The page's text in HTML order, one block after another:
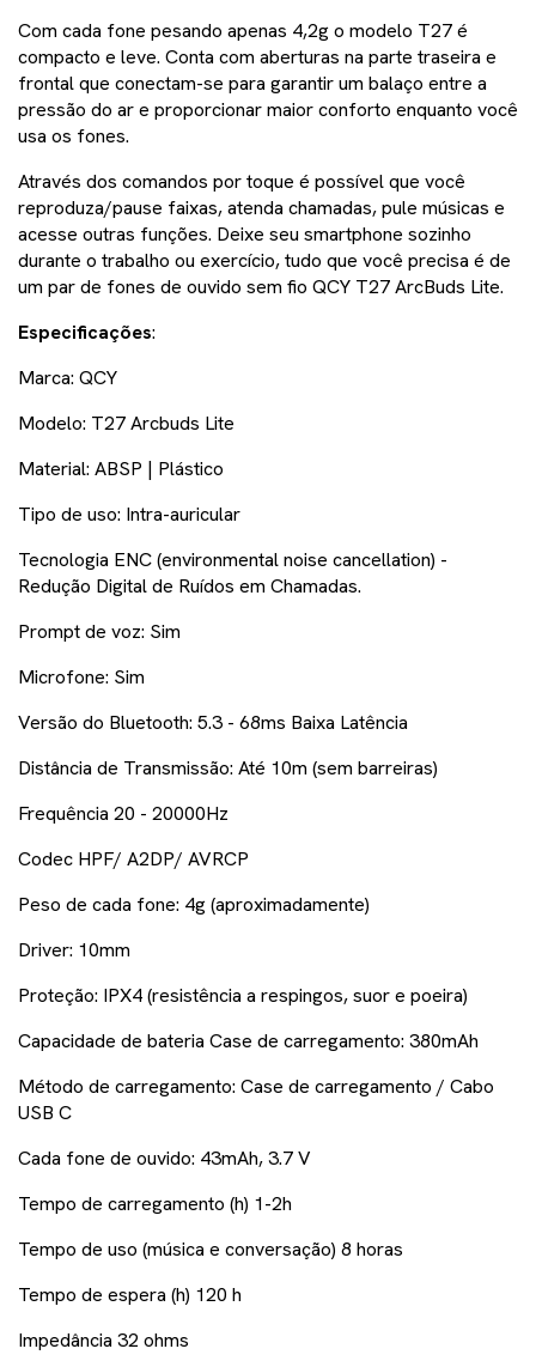
Com cada fone pesando apenas 4,2g o modelo T27 é
compacto e leve. Conta com aberturas na parte traseira e
frontal que conectam-se para garantir um balaço entre a
pressão do ar e proporcionar maior conforto enquanto você
usa os fones.
Através dos comandos por toque é possível que você
reproduza/pause faixas, atenda chamadas, pule músicas e
acesse outras funções. Deixe seu smartphone sozinho
durante o trabalho ou exercício, tudo que você precisa é de
um par de fones de ouvido sem fio QCY T27 ArcBuds Lite.
Especificações:
Marca: QCY
Modelo: T27 Arcbuds Lite
Material: ABSP | Plástico
Tipo de uso: Intra-auricular
Tecnologia ENC (environmental noise cancellation) -
Redução Digital de Ruídos em Chamadas.
Prompt de voz: Sim
Microfone: Sim
Versão do Bluetooth: 5.3 - 68ms Baixa Latência
Distância de Transmissão: Até 10m (sem barreiras)
Frequência 20 - 20000Hz
Codec HPF/ A2DP/ AVRCP
Peso de cada fone: 4g (aproximadamente)
Driver: 10mm
Proteção: IPX4 (resistência a respingos, suor e poeira)
Capacidade de bateria Case de carregamento: 380mAh
Método de carregamento: Case de carregamento / Cabo
USB C
Cada fone de ouvido: 43mAh, 3.7 V
Tempo de carregamento (h) 1-2h
Tempo de uso (música e conversação) 8 horas
Tempo de espera (h) 120 h
Impedância 32 ohms